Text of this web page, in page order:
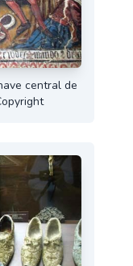
central de